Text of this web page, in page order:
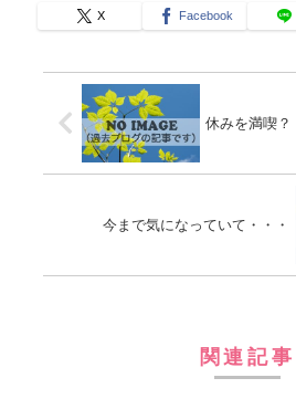
X Facebook
休みを満喫？
今まで気になっていて・・・
関連記事